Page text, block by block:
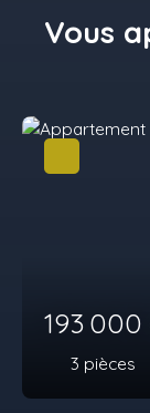
Vous
193 000
3 pièces